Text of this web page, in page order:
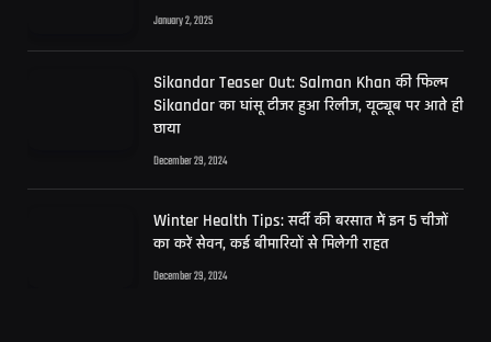
January 2, 2025
Sikandar Teaser Out: Salman Khan की फिल्म
Sikandar का धांसू टीजर हुआ रिलीज, यूट्यूब पर आते ही
छाया
December 29, 2024
Winter Health Tips: सर्दी की बरसात में इन 5 चीजों
का करें सेवन, कई बीमारियों से मिलेगी राहत
December 29, 2024